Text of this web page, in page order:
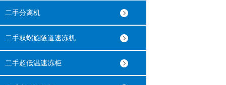
二手分离机
二手双螺旋隧道速冻机
二手超低温速冻柜